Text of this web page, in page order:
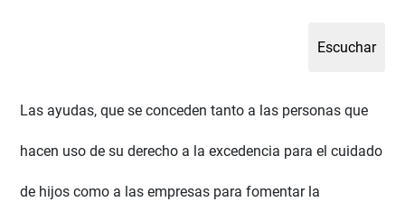
Las ayudas,que se conceden tanto a las personas que
hacen uso de su derecho a la excedencia para el cuidado
de hijos como a las empresas para fomentar la